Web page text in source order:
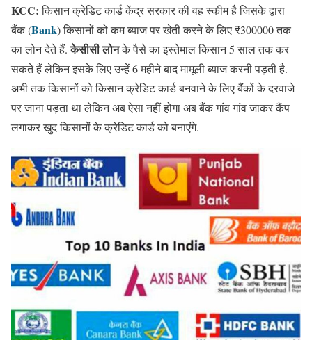
KCC:किसान क्रेडिट कार्ड केंद्र सरकार की वह स्कीम है जिसके द्वारा
बैंक (Bank) किसानों को कम ब्याज पर खेती करने के लिए ₹300000 तक
का लोन देते हैं.केसीसी लोनके पैसे का इस्तेमाल किसान 5 साल तक कर
सकते हैं लेकिन इसके लिए उन्हें 6 महीने बाद मामूली ब्याज करनी पड़ती है.
अभी तक किसानों को किसान क्रेडिट कार्ड बनवाने के लिए बैंकों के दरवाजे
पर जाना पड़ता था लेकिन अब ऐसा नहीं होगा अब बैंक गांव गांव जाकर कैंप
लगाकर खुद किसानों के क्रेडिट कार्ड को बनाएंगे.